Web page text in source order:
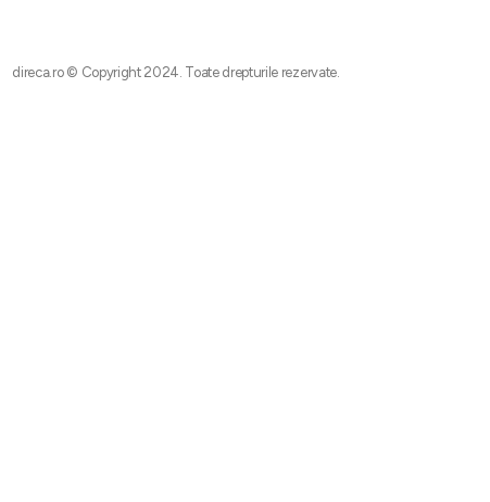
direca.ro © Copyright 2024. Toate drepturile rezervate.